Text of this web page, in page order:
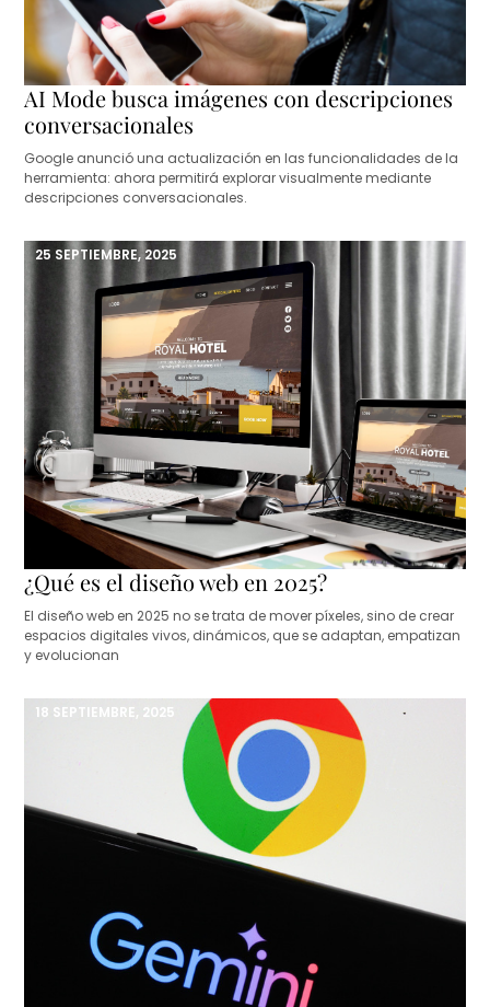
AI Mode busca imágenes con descripciones
conversacionales
Google anunció una actualización en las funcionalidades de la
herramienta: ahora permitirá explorar visualmente mediante
descripciones conversacionales.
25 SEPTIEMBRE, 2025
¿Qué es el diseño web en 2025?
El diseño web en 2025 no se trata de mover píxeles, sino de crear
espacios digitales vivos, dinámicos, que se adaptan, empatizan
y evolucionan
18 SEPTIEMBRE, 2025